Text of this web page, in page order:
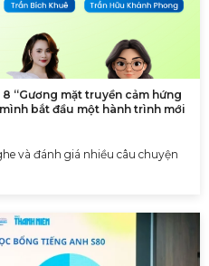
“Gương mặt truyền cảm hứng
bắt đầu một hành trình mới
và đánh giá nhiều câu chuyện